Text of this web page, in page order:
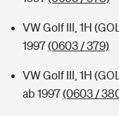
VW Golf III, 1H
1997(0603 / 379)
VW Golf III, 1H
ab 1997(0603 /